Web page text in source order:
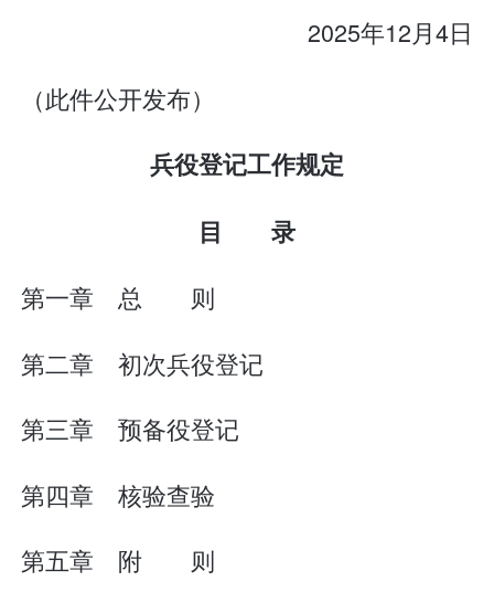
2025年12月4日
（此件公开发布）
兵役登记工作规定
目 录
第一章 总 则
第二章 初次兵役登记
第三章 预备役登记
第四章 核验查验
第五章 附 则